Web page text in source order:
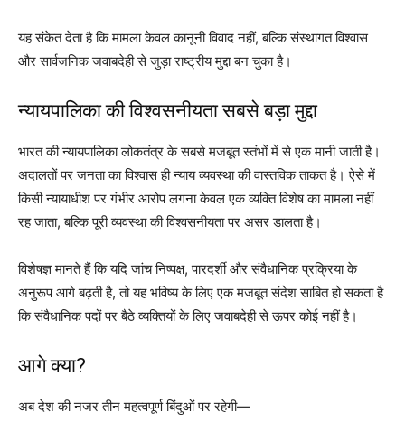
यह संकेत देता है कि मामला केवल कानूनी विवाद नहीं, बल्कि संस्थागत विश्वास
और सार्वजनिक जवाबदेही से जुड़ा राष्ट्रीय मुद्दा बन चुका है।
न्यायपालिका की विश्वसनीयता सबसे बड़ा मुद्दा
भारत की न्यायपालिका लोकतंत्र के सबसे मजबूत स्तंभों में से एक मानी जाती है।
अदालतों पर जनता का विश्वास ही न्याय व्यवस्था की वास्तविक ताकत है। ऐसे में
किसी न्यायाधीश पर गंभीर आरोप लगना केवल एक व्यक्ति विशेष का मामला नहीं
रह जाता, बल्कि पूरी व्यवस्था की विश्वसनीयता पर असर डालता है।
विशेषज्ञ मानते हैं कि यदि जांच निष्पक्ष, पारदर्शी और संवैधानिक प्रक्रिया के
अनुरूप आगे बढ़ती है, तो यह भविष्य के लिए एक मजबूत संदेश साबित हो सकता है
कि संवैधानिक पदों पर बैठे व्यक्तियों के लिए जवाबदेही से ऊपर कोई नहीं है।
आगे क्या?
अब देश की नजर तीन महत्वपूर्ण बिंदुओं पर रहेगी—